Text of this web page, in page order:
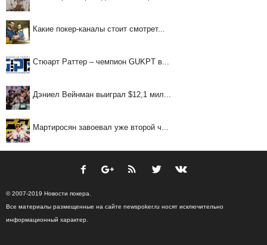
Какие покер-каналы стоит смотрет...
Стюарт Раттер – чемпион GUKPT в...
Дэниел Вейнман выиграл $12,1 мил...
Мартиросян завоевал уже второй ч...
© 2007-2019 Новости покера.
Все материалы размещенные на сайте newspoker.ru носят исключительно
информационный характер.